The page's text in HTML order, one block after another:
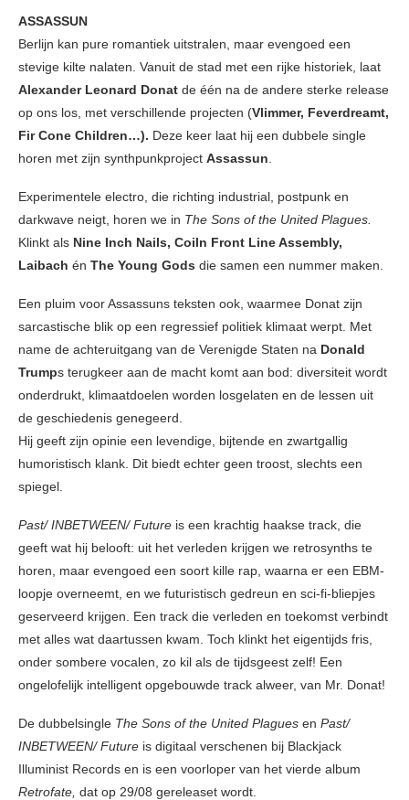
ASSASSUN
Berlijn kan pure romantiek uitstralen, maar evengoed een
stevige kilte nalaten. Vanuit de stad met een rijke historiek, laat
Alexander Leonard Donat de één na de andere sterke release
op ons los, met verschillende projecten (Vlimmer, Feverdreamt,
Fir Cone Children…). Deze keer laat hij een dubbele single
horen met zijn synthpunkproject Assassun.
Experimentele electro, die richting industrial, postpunk en
darkwave neigt, horen we in The Sons of the United Plagues.
Klinkt als Nine Inch Nails, Coiln Front Line Assembly,
Laibach én The Young Gods die samen een nummer maken.
Een pluim voor Assassuns teksten ook, waarmee Donat zijn
sarcastische blik op een regressief politiek klimaat werpt. Met
name de achteruitgang van de Verenigde Staten na Donald
Trumps terugkeer aan de macht komt aan bod: diversiteit wordt
onderdrukt, klimaatdoelen worden losgelaten en de lessen uit
de geschiedenis genegeerd.
Hij geeft zijn opinie een levendige, bijtende en zwartgallig
humoristisch klank. Dit biedt echter geen troost, slechts een
spiegel.
Past/ INBETWEEN/ Future is een krachtig haakse track, die
geeft wat hij belooft: uit het verleden krijgen we retrosynths te
horen, maar evengoed een soort kille rap, waarna er een EBM-
loopje overneemt, en we futuristisch gedreun en sci-fi-bliepjes
geserveerd krijgen. Een track die verleden en toekomst verbindt
met alles wat daartussen kwam. Toch klinkt het eigentijds fris,
onder sombere vocalen, zo kil als de tijdsgeest zelf! Een
ongelofelijk intelligent opgebouwde track alweer, van Mr. Donat!
De dubbelsingle The Sons of the United Plagues en Past/
INBETWEEN/ Future is digitaal verschenen bij Blackjack
Illuminist Records en is een voorloper van het vierde album
Retrofate, dat op 29/08 gereleaset wordt.